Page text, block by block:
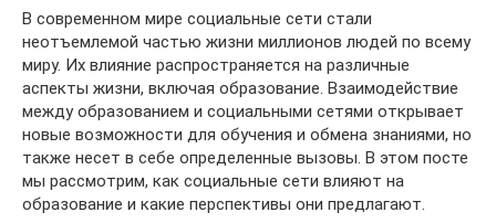
В современном мире социальные сети стали
неотъемлемой частью жизни миллионов людей по всему
миру. Их влияние распространяется на различные
аспекты жизни, включая образование. Взаимодействие
между образованием и социальными сетями открывает
новые возможности для обучения и обмена знаниями, но
также несет в себе определенные вызовы. В этом посте
мы рассмотрим, как социальные сети влияют на
образование и какие перспективы они предлагают.